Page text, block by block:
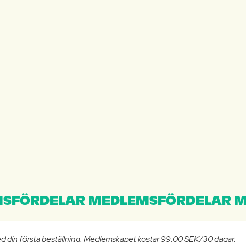
din första beställning. Medlemskapet kostar 99.00 SEK/30 dagar.